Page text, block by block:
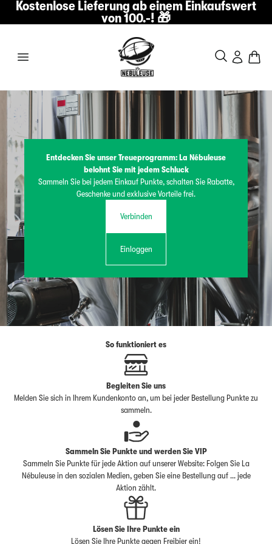
Kostenlose Lieferung ab einem Einkaufswert
von 100.-! 🎁
Entdecken Sie unser Treueprogramm: La Nébuleuse
belohnt Sie mit jedem Schluck
Sammeln Sie bei jedem Einkauf Punkte, schalten Sie Rabatte,
Geschenke und exklusive Vorteile frei.
Verbinden
Einloggen
So funktioniert es
Begleiten Sie uns
Melden Sie sich in Ihrem Kundenkonto an, um bei jeder Bestellung Punkte zu
sammeln.
Sammeln Sie Punkte und werden Sie VIP
Sammeln Sie Punkte für jede Aktion auf unserer Website: Folgen Sie La
Nébuleuse in den sozialen Medien, geben Sie eine Bestellung auf ... jede
Aktion zählt.
Lösen Sie Ihre Punkte ein
Lösen Sie Ihre Punkte gegen Freibier ein!